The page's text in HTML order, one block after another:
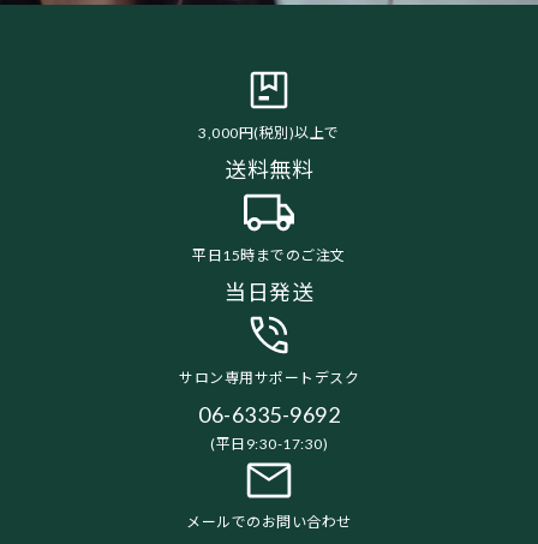
3,000円(税別)以上で
送料無料
平日15時までのご注文
当日発送
サロン専用サポートデスク
06-6335-9692
(平日9:30-17:30)
メールでのお問い合わせ